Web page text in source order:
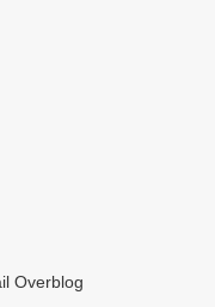
Overblog